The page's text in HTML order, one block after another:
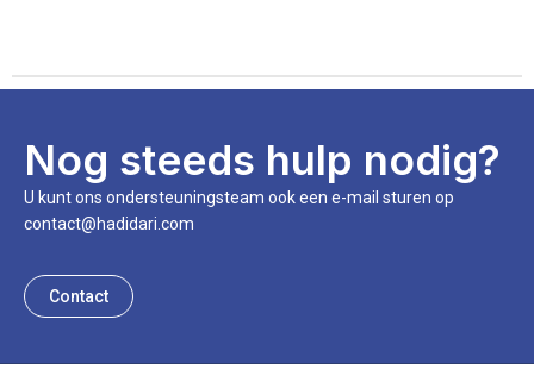
Nog steeds hulp nodig?
U kunt ons ondersteuningsteam ook een e-mail sturen op
contact@hadidari.com
Contact